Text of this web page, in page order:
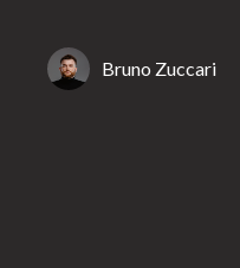
Bruno Zuccari